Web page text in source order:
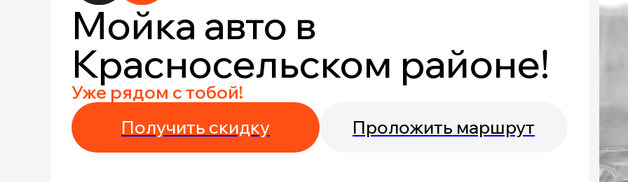
Мойка авто в
Красносельском районе!
Уже рядом с тобой!
Получить скидку
Проложить маршрут